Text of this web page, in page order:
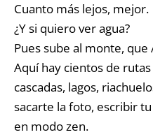
Cuanto más lejos, mejor.
¿Y si quiero ver agua?
Pues sube al monte,
Aquí hay cientos de
cascadas, lagos,
sacarte la foto, escribir
en modo zen.